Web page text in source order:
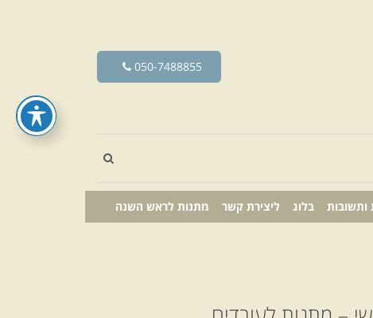
050-7488855
ותשובות בלוג ליצירת קשר
מתנות לראש השנה